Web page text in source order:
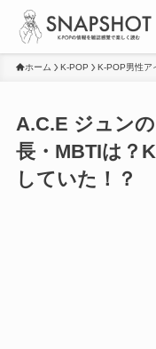
ホーム K-POP K-POP男性ア
A.C.E ジュン
長・MBTIは？
していた！？